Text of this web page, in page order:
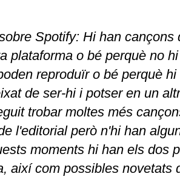
Spotify: Hi han
plataforma o bé perquè no
reproduïr o bé perquè
de ser-hi i potser en un
trobar moltes més
l'editorial però n'hi han
moments hi han els dos
així com possibles novetats